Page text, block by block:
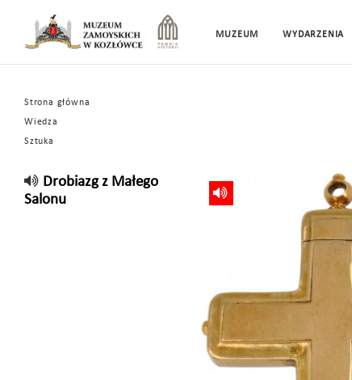
MUZEUM WYDARZENIA
Strona główna
Wiedza
Sztuka
Drobiazg z Małego
Salonu